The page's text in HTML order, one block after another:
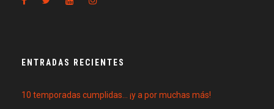
ENTRADAS RECIENTES
10 temporadas cumplidas… ¡y a por muchas más!